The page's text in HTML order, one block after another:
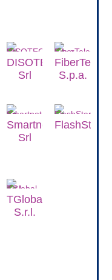
DISOTEC
Srl
S.p.a.
Smartnet
Srl
FlashStart
TGlobal
S.r.l.